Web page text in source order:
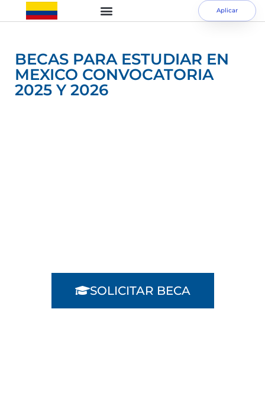
Aplicar
BECAS PARA ESTUDIAR EN
MEXICO CONVOCATORIA
2025 Y 2026
SOLICITAR BECA